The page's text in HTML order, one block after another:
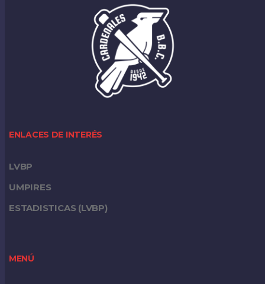
ENLACES DE INTERÉS
LVBP
UMPIRES
ESTADISTICAS (LVBP)
MENÚ